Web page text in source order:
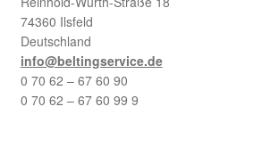
74360 Ilsfeld
Deutschland
info@beltingservice.de
0 70 62 – 67 60 90
0 70 62 – 67 60 99 9